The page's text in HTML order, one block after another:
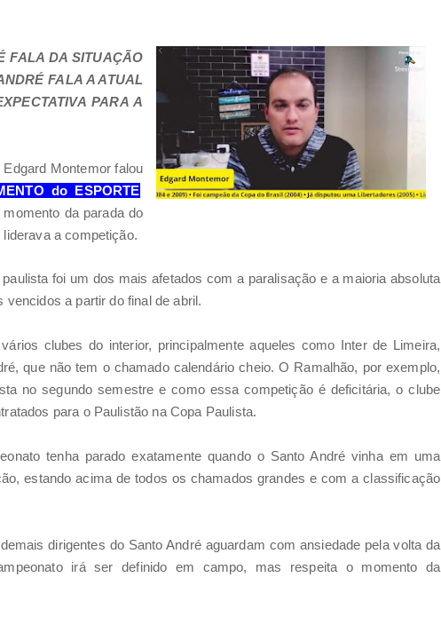
FALA DA SITUAÇÃO
FALA A ATUAL
PARA A
Montemor falou
do ESPORTE
da parada do
a competição.
foi um dos mais afetados com a paralisação e a maioria absoluta
a partir do final de abril.
clubes do interior, principalmente aqueles como Inter de Limeira,
que não tem o chamado calendário cheio. O Ramalhão, por exemplo,
no segundo semestre e como essa competição é deficitária, o clube
para o Paulistão na Copa Paulista.
tenha parado exatamente quando o Santo André vinha em uma
estando acima de todos os chamados grandes e com a classificação
dirigentes do Santo André aguardam com ansiedade pela volta da
irá ser definido em campo, mas respeita o momento da